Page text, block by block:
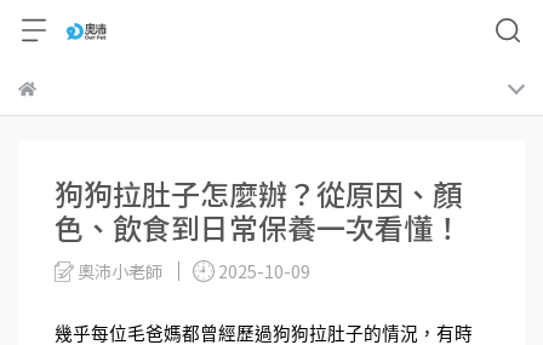
狗狗拉肚子怎麼辦？從原因、顏
色、飲食到日常保養一次看懂！
奧沛小老師 2025-10-09
幾乎每位毛爸媽都曾經歷過狗狗拉肚子的情況，有時